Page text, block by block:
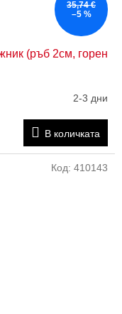
35,74 €
–5 %
(ръб 2см, горен
2-3 дни
В количката
Код: 410143